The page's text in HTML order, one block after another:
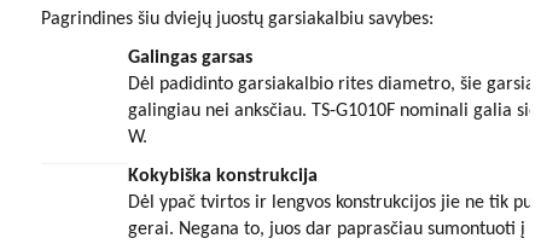
Pagrindines šiu dviejų juostų garsiakalbiu savybes:
Galingas garsas
Dėl padidinto garsiakalbio rites diametro, šie
galingiau nei anksčiau. TS-G1010F nominali galia
W.
Kokybiška konstrukcija
Dėl ypač tvirtos ir lengvos konstrukcijos jie ne tik
gerai. Negana to, juos dar paprasčiau sumontuoti į